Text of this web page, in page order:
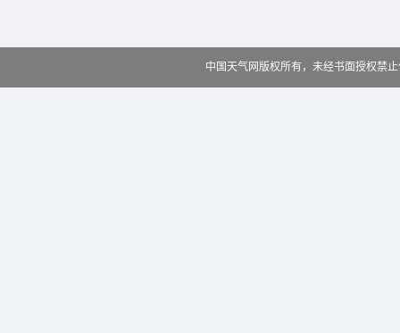
中国天气网版权所有，未经书面授权